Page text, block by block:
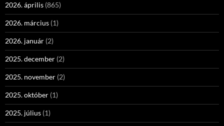
2026. április (865)
2026. március (1)
2026. január (2)
2025. december (2)
2025. november (2)
2025. október (1)
2025. július (1)